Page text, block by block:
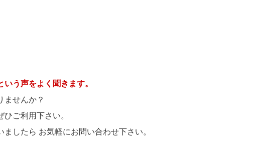
う声をよく聞きます。
ませんか？
ご利用下さい。
したら お気軽にお問い合わせ下さい。